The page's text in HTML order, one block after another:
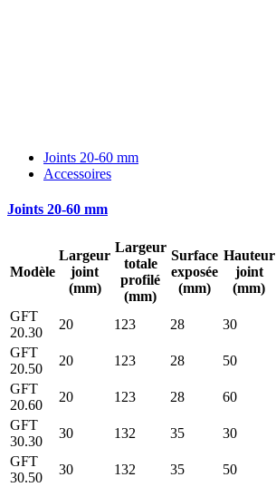
Joints 20-60 mm
Accessoires
Joints 20-60 mm
Modèle
Largeur
joint
(mm)
Largeur
totale
profilé
(mm)
Surface
exposée
(mm)
Hauteur
joint
(mm)
GFT
20.30
20 123 28 30
GFT
20.50
20 123 28 50
GFT
20.60
20 123 28 60
GFT
30.30
30 132 35 30
GFT
30.50
30 132 35 50